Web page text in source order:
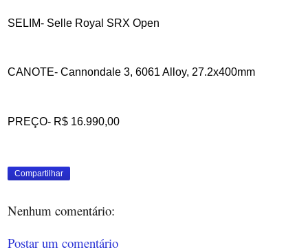
SELIM- Selle Royal SRX Open
CANOTE- Cannondale 3, 6061 Alloy, 27.2x400mm
PREÇO- R$ 16.990,00
Compartilhar
Nenhum comentário:
Postar um comentário